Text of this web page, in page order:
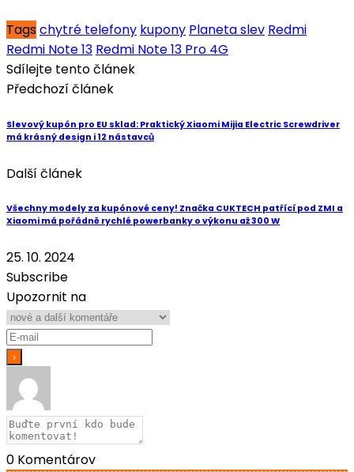
Tagschytré telefony kupony Planeta slev Redmi
Redmi Note 13 Redmi Note 13 Pro 4G
Sdílejte tento článek
Předchozí článek
Slevový kupón pro EU sklad: Praktický Xiaomi Mijia Electric Screwdriver
má krásný design i 12 nástavců
Další článek
Všechny modely za kupónové ceny! Značka CUKTECH patřící pod ZMI a
Xiaomi má pořádně rychlé powerbanky o výkonu až 300 W
25. 10. 2024
Subscribe
Upozornit na
0 Komentárov